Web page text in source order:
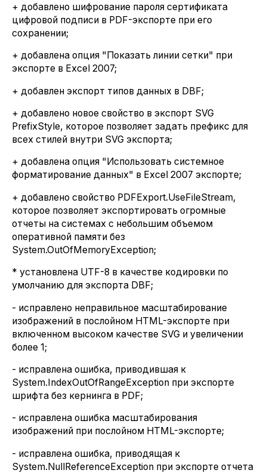
+ добавлено шифрование пароля сертификата
цифровой подписи в PDF-экспорте при его
сохранении;
+ добавлена опция "Показать линии сетки" при
экспорте в Excel 2007;
+ добавлен экспорт типов данных в DBF;
+ добавлено новое свойство в экспорт SVG
PrefixStyle, которое позволяет задать префикс для
всех стилей внутри SVG экспорта;
+ добавлена опция "Использовать системное
форматирование данных" в Excel 2007 экспорте;
+ добавлено свойство PDFExport.UseFileStream,
которое позволяет экспортировать огромные
отчеты на системах с небольшим объемом
оперативной памяти без
System.OutOfMemoryException;
* установлена UTF-8 в качестве кодировки по
умолчанию для экспорта DBF;
- исправлено неправильное масштабирование
изображений в послойном HTML-экспорте при
включенном высоком качестве SVG и увеличении
более 1;
- исправлена ошибка, приводившая к
System.IndexOutOfRangeException при экспорте
шрифта без кернинга в PDF;
- исправлена ошибка масштабирования
изображений при послойном HTML-экспорте;
- исправлена ошибка, приводящая к
System.NullReferenceException при экспорте отчета